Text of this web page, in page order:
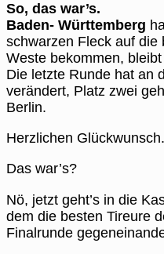
So, das war’s.
Baden- Württemberg
schwarzen Fleck auf
Weste bekommen,
Die letzte Runde hat an
verändert, Platz zwei
Berlin.
Herzlichen Glückwunsch.
Das war’s?
Nö, jetzt geht’s in die
dem die besten Tireure
Finalrunde